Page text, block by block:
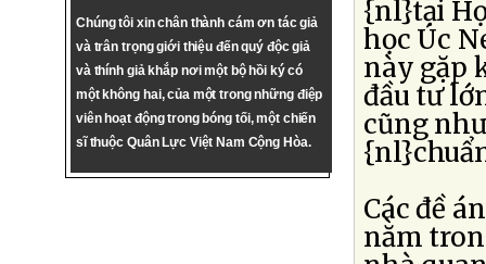
Chúng tôi xin chân thành cám ơn tác giả
và trân trọng giới thiệu đến quý độc giả
và thính giả khắp nơi một bộ hồi ký có
một không hai, của một trong những điệp
viên hoạt động trong bóng tối, một chiến
sĩ thuộc Quân Lực Việt Nam Cộng Hòa.
{nl}tại
học Úc
này gặp
đầu tư
cũng
Các đề
nằm